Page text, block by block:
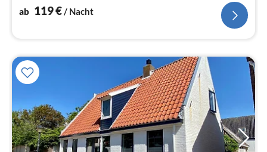
voor een vakantie
ab 119€/ Nacht